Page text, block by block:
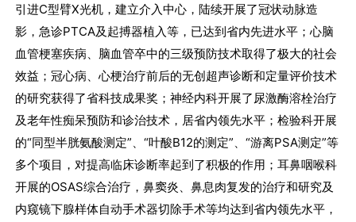
引进C型臂X光机，建立介入中心，陆续开展了冠状动脉造
影，急诊PTCA及起搏器植入等，已达到省内先进水平；心脑
血管梗塞疾病、脑血管卒中的三级预防技术取得了极大的社会
效益；冠心病、心梗治疗前后的无创超声诊断和定量评价技术
的研究获得了省科技成果奖；神经内科开展了尿激酶溶栓治疗
及老年性痴呆预防和诊治技术，居省内领先水平；检验科开展
的“同型半胱氨酸测定”、“叶酸B12的测定”、“游离PSA测定”等
多个项目，对提高临床诊断率起到了积极的作用；耳鼻咽喉科
开展的OSAS综合治疗，鼻窦炎、鼻息肉复发的治疗和研究及
内窥镜下腺样体自动手术器切除手术等均达到省内领先水平，